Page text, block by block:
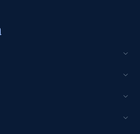
- Discover products by
and more.